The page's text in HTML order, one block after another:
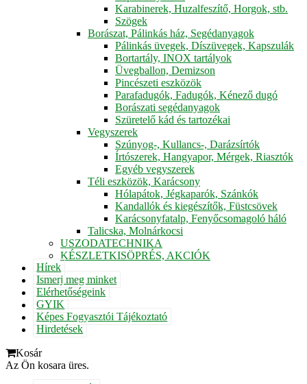
Karabinerek, Huzalfeszítő, Horgok, stb.
Szögek
Borászat, Pálinkás ház, Segédanyagok
Pálinkás üvegek, Díszüvegek, Kapszulák
Bortartály, INOX tartályok
Üvegballon, Demizson
Pincészeti eszközök
Parafadugók, Fadugók, Kénező dugó
Borászati segédanyagok
Szüretelő kád és tartozékai
Vegyszerek
Szúnyog-, Kullancs-, Darázsírtók
Írtószerek, Hangyapor, Mérgek, Riasztók
Egyéb vegyszerek
Téli eszközök, Karácsony
Hólapátok, Jégkaparók, Szánkók
Kandallók és kiegészítők, Füstcsövek
Karácsonyfatalp, Fenyőcsomagoló háló
Talicska, Molnárkocsi
USZODATECHNIKA
KÉSZLETKISÖPRÉS, AKCIÓK
Hírek
Ismerj meg minket
Elérhetőségeink
GYIK
Képes Fogyasztói Tájékoztató
Hirdetések
Kosár
Az Ön kosara üres.